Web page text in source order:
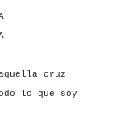
cruz
lo que soy